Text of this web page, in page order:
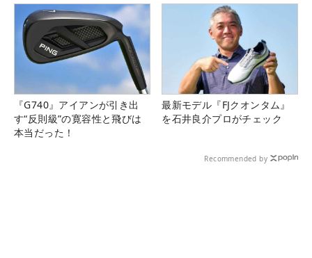
『G740』アイアンが引き出
す“反則級”の寛容性と飛びは
本当だった！
最新モデル『FJクオンタム』
を石井良介プロがチェック
Recommended by